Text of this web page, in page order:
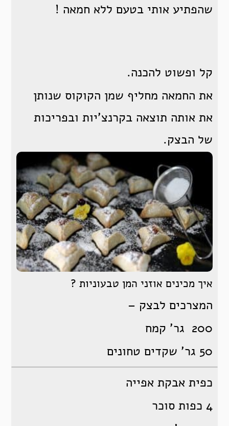
שהפתיע אותי בטעם ללא חמאה !
קל ופשוט להכנה.
את החמאה מחליף שמן הקוקוס שנותן
את אותה תוצאה בקרנצ’יות ובפריכות
של הבצק.
איך מכינים אוזני המן טבעוניות ?
המצרכים לבצק –
200 גר’ קמח
50 גר’ שקדים טחונים
כפית אבקת אפייה
4 כפות סוכר